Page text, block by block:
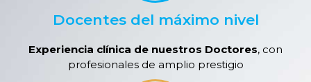
Docentes del máximo nivel
Experiencia clínica de nuestros Doctores, con
profesionales de amplio prestigio